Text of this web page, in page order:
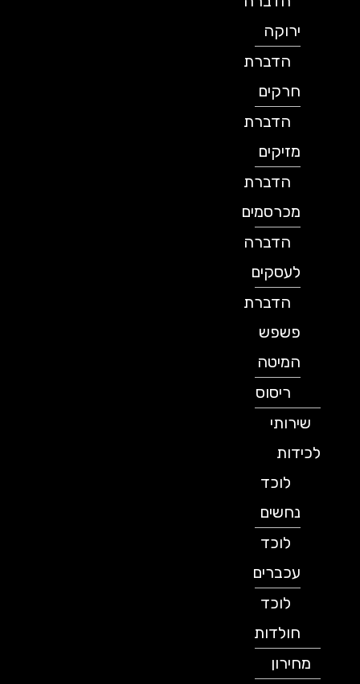
ירוקה
הדברת
חרקים
הדברת
מזיקים
הדברת
מכרסמים
הדברה
לעסקים
הדברת
פשפש
המיטה
ריסוס
שירותי
לכידות
לוכד
נחשים
לוכד
עכברים
לוכד
חולדות
מחירון